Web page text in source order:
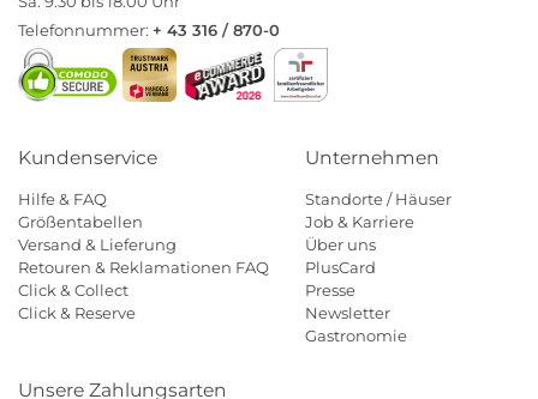
Telefonnummer: + 43 316 / 870-0
Kundenservice
Hilfe & FAQ
Größentabellen
Versand & Lieferung
Retouren & Reklamationen FAQ
Click & Collect
Click & Reserve
Unternehmen
Standorte / Häuser
Job & Karriere
Über uns
PlusCard
Presse
Newsletter
Gastronomie
Unsere Zahlungsarten